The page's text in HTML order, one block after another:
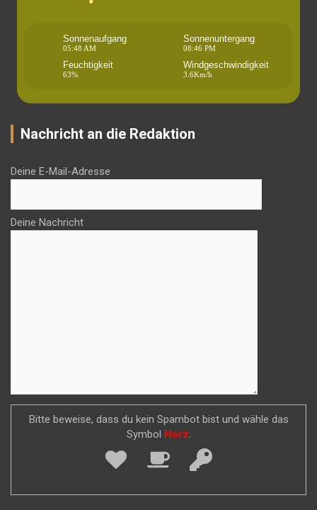
Sonnenaufgang
05:48 AM
Sonnenuntergang
08:46 PM
Feuchtigkeit
63%
Windgeschwindigkeit
3.6Km/h
Nachricht an die Redaktion
Deine E-Mail-Adresse
Deine Nachricht
Bitte beweise, dass du kein Spambot bist und wähle das
Symbol Herz.